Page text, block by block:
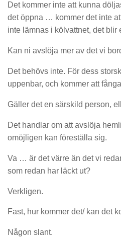
Det kommer inte att kunna
det öppna … kommer det inte
inte lämnas i kölvattnet, det blir
Kan ni avslöja mer av det vi
Det behövs inte. För dess
uppenbar, och kommer att
Gäller det en särskild person,
Det handlar om att avslöja
omöjligen kan föreställa sig.
Va … är det värre än det vi
som redan har läckt ut?
Verkligen.
Fast, hur kommer det/ kan det
Någon slant.